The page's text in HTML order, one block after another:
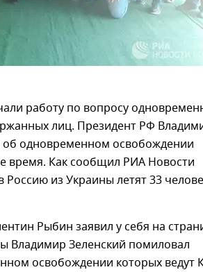
работу по вопросу
лиц. Президент РФ
об одновременном освобождении
время. Как сообщил РИА Новости
Россию из Украины летят 33
Рыбин заявил у себя на
Владимир Зеленский помиловал
освобождении которых ведут